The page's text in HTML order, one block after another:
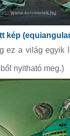
kép
ez a világ egyik
nyitható meg.)